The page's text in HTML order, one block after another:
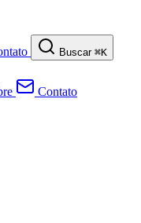
Buscar ⌘K
Contato